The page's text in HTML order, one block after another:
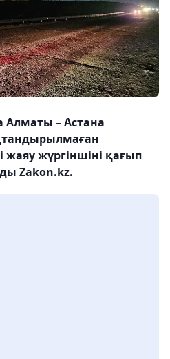
Алматы – Астана
жаяу жүргіншіні қағып
Zakon.kz.